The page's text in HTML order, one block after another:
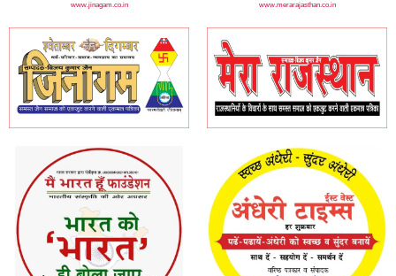
www.jinagam.co.in www.merarajasthan.co.in